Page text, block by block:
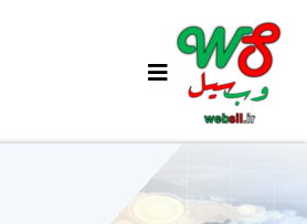
content